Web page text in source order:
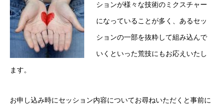
ションが様々な技術のミクスチャー
になっていることが多く、あるセッ
ションの一部を抜粋して組み込んで
いくといった荒技にもお応えいたし
ます。
お申し込み時にセッション内容についてお尋ねいただくと事前に